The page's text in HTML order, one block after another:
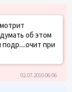
об этом
при
02.07.2010 06:06